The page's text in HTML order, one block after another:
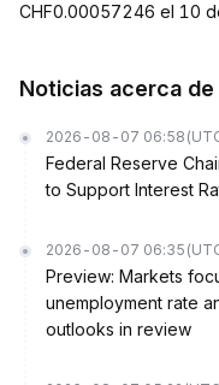
CHF0.00057246 el 10
Noticias acerca de
2026-08-07 06:58
Federal Reserve
to Support Interest
2026-08-07 06:35
Preview: Markets
unemployment rate
outlooks in review